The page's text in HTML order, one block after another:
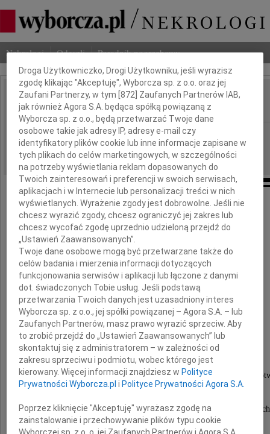
Nekrologi Odeszli Poradnik pogrzebowy
IMIĘ I NAZWISKO: Witold Guzikowski
REGION: Warszawa
DATA EMISJI: 16.09.2009
W dniu 13 września 2009 roku
Witold Guzikowski
absolwent Szkoły Inżynierskiej im. Wawelberga i
inżynier na różnych stanowiskach kierowniczych
w kraju i poza nim, m.in.:
Dbamy o Twoją prywatność
Droga Użytkowniczko, Drogi Użytkowniku, jeśli wyrazisz
zgodę klikając "Akceptuję", Wyborcza sp. z o.o. oraz jej
Zaufani Partnerzy, w tym [872 ] Zaufanych Partnerów IAB,
jak również Agora S.A. będąca spółką powiązaną z
Wyborcza sp. z o.o., będą przetwarzać Twoje dane
osobowe takie jak adresy IP, adresy e-mail czy
identyfikatory plików cookie lub inne informacje zapisane w
tych plikach do celów marketingowych, w szczególności
na potrzeby wyświetlania reklam dopasowanych do
Twoich zainteresowań i preferencji w swoich serwisach,
aplikacjach i w Internecie lub personalizacji treści w nich
wyświetlanych. Wyrażenie zgody jest dobrowolne. Jeśli nie
chcesz wyrazić zgody, chcesz ograniczyć jej zakres lub
chcesz wycofać zgodę uprzednio udzieloną przejdź do
„Ustawień Zaawansowanych”.
Twoje dane osobowe mogą być przetwarzane także do
celów badania i mierzenia informacji dotyczących
funkcjonowania serwisów i aplikacji lub łączone z danymi
dot. świadczonych Tobie usług. Jeśli podstawą
przetwarzania Twoich danych jest uzasadniony interes
Wyborcza sp. z o.o., jej spółki powiązanej – Agora S.A. – lub
Zaufanych Partnerów, masz prawo wyrazić sprzeciw. Aby
to zrobić przejdź do „Ustawień Zaawansowanych” lub
skontaktuj się z administratorem – w zależności od
zakresu sprzeciwu i podmiotu, wobec którego jest
kierowany. Więcej informacji znajdziesz w Polityce
Prywatności Wyborcza.pl i Polityce Prywatności Agora S.A.
Poprzez kliknięcie "Akceptuję" wyrażasz zgodę na
zainstalowanie i przechowywanie plików typu cookie